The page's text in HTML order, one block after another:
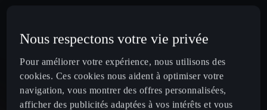
Nous respectons votre vie privée
Pour améliorer votre expérience, nous utilisons des
cookies. Ces cookies nous aident à optimiser votre
navigation, vous montrer des offres personnalisées,
afficher des publicités adaptées à vos intérêts et vous